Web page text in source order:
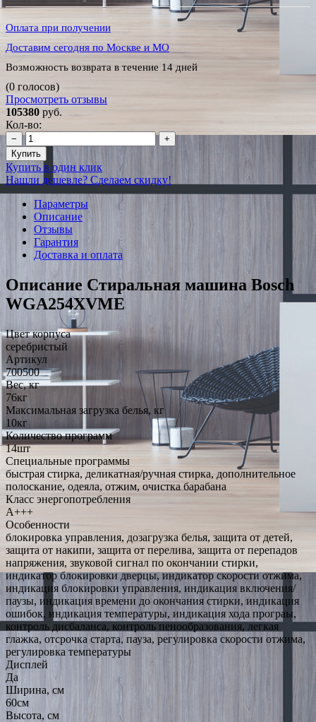
Оплата при получении
Доставим сегодня по Москве и МО
Возможность возврата в течение 14 дней
(0 голосов)
Просмотреть отзывы
105380 руб.
Кол-во:
−
+
Купить
Купить в один клик
Нашли дешевле? Сделаем скидку!
Параметры
Описание
Отзывы
Гарантия
Доставка и оплата
Описание Стиральная машина Bosch
WGA254XVME
Цвет корпуса
серебристый
Артикул
700500
Вес, кг
76кг
Максимальная загрузка белья, кг
10кг
Количество программ
14шт
Специальные программы
быстрая стирка, деликатная/ручная стирка, дополнительное
полоскание, одеяла, отжим, очистка барабана
Класс энергопотребления
A+++
Особенности
блокировка управления, дозагрузка белья, защита от детей,
защита от накипи, защита от перелива, защита от перепадов
напряжения, звуковой сигнал по окончании стирки,
индикатор блокировки дверцы, индикатор скорости отжима,
индикация блокировки управления, индикация включения/
паузы, индикация времени до окончания стирки, индикация
ошибок, индикация температуры, индикация хода програы,
контроль дисбаланса, контроль пенообразования, легкая
глажка, отсрочка старта, пауза, регулировка скорости отжима,
регулировка температуры
Дисплей
Да
Ширина, см
60см
Высота, см